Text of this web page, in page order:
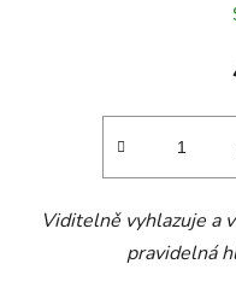
Viditelně vyhlazuje a
pravidelná